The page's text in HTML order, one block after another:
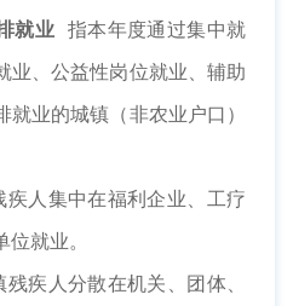
就业 指本年度通过集中就
业、公益性岗位就业、辅助
业的城镇（非农业户口）
疾人集中在福利企业、工疗
就业。
疾人分散在机关、团体、